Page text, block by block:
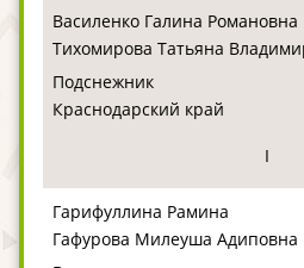
Василенко Галина Романовна
Тихомирова Татьяна
Подснежник
Краснодарский край
I
Гарифуллина Рамина
Гафурова Милеуша Адиповна